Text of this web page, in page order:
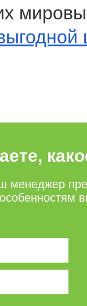
менеджер